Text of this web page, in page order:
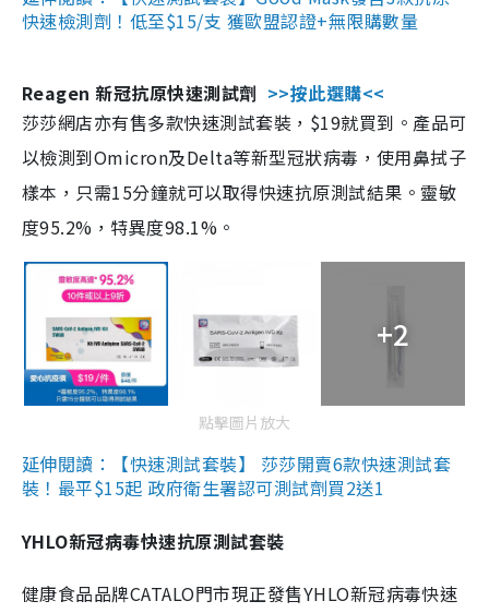
快速檢測劑！低至$15/支 獲歐盟認證+無限購數量
Reagen 新冠抗原快速測試劑 >>按此選購<<
莎莎網店亦有售多款快速測試套裝，$19就買到。產品可
以檢測到Omicron及Delta等新型冠狀病毒，使用鼻拭子
樣本，只需15分鐘就可以取得快速抗原測試結果。靈敏
度95.2%，特異度98.1%。
+2
點擊圖片放大
延伸閱讀：【快速測試套裝】 莎莎開賣6款快速測試套
裝！最平$15起 政府衛生署認可測試劑買2送1
YHLO新冠病毒快速抗原測試套裝
健康食品品牌CATALO門市現正發售YHLO新冠病毒快速